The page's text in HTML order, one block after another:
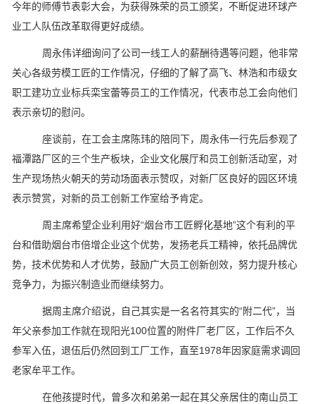
今年的师傅节表彰大会，为获得殊荣的员工颁奖，不断促进环球产
业工人队伍改革取得更好成绩。
周永伟详细询问了公司一线工人的薪酬待遇等问题，他非常
关心各级劳模工匠的工作情况，仔细的了解了高飞、林浩和市级女
职工建功立业标兵栾宝蕾等员工的工作情况，代表市总工会向他们
表示亲切的慰问。
座谈前，在工会主席陈玮的陪同下，周永伟一行先后参观了
福潭路厂区的三个生产板块，企业文化展厅和员工创新活动室，对
生产现场热火朝天的劳动场面表示赞叹，对新厂区良好的园区环境
表示赞赏，对新的员工创新工作室给予肯定。
周主席希望企业利用好“烟台市工匠孵化基地”这个有利的平
台和借助烟台市倍增企业这个优势，发扬老兵工精神，依托品牌优
势，技术优势和人才优势，鼓励广大员工创新创效，努力提升核心
竞争力，为振兴制造业而继续努力。
据周主席介绍说，自己其实是一名名符其实的“附二代”，当
年父亲参加工作就在现阳光100位置的附件厂老厂区，工作后不久
参军入伍，退伍后仍然回到工厂工作，直至1978年因家庭需求调回
老家牟平工作。
在他孩提时代，曾多次和弟弟一起在其父亲居住的南山员工